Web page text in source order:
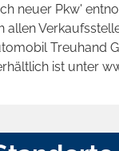
neuer Pkw'
allen
Treuhand
ist unter